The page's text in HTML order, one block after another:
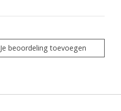
Je beoordeling toevoegen